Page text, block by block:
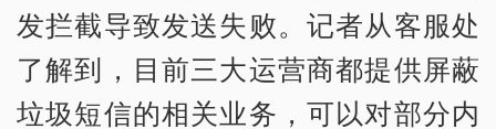
发拦截导致发送失败。记者从客服处
了解到，目前三大运营商都提供屏蔽
垃圾短信的相关业务，可以对部分内